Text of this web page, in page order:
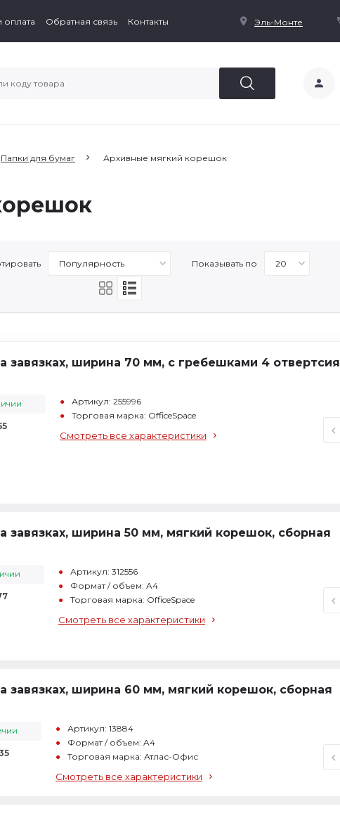
оплата Обратная связь Контакты Эль-Монте
Папки для бумаг Архивные мягкий корешок
Показывать по
завязках, ширина 70 мм, с гребешками 4 отвертсия
Артикул: 255996
Торговая марка: OfficeSpace
Смотреть все характеристики
завязках, ширина 50 мм, мягкий корешок, сборная
Артикул: 312556
Формат / объем: A4
Торговая марка: OfficeSpace
Смотреть все характеристики
завязках, ширина 60 мм, мягкий корешок, сборная
Артикул: 13884
Формат / объем: A4
Торговая марка: Атлас-Офис
Смотреть все характеристики